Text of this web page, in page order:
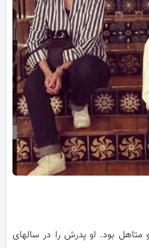
متاهل بود. او پدرش را در سالهای